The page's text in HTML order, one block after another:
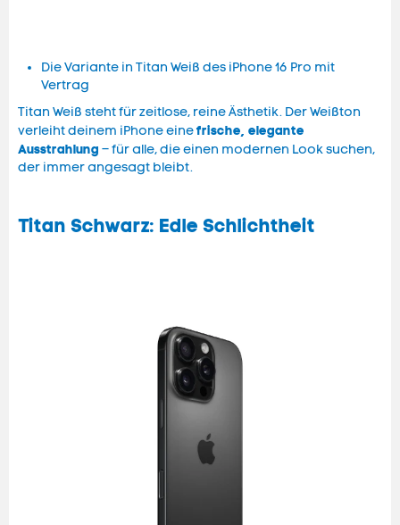
Die Variante in Titan Weiß des iPhone 16 Pro mit
Vertrag
Titan Weiß steht für zeitlose, reine Ästhetik. Der Weißton
verleiht deinem iPhone einefrische, elegante
Ausstrahlung – für alle, die einen modernen Look suchen,
der immer angesagt bleibt.
Titan Schwarz: Edle Schlichtheit